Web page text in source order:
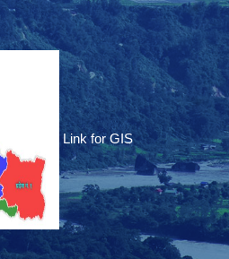
Link for GIS